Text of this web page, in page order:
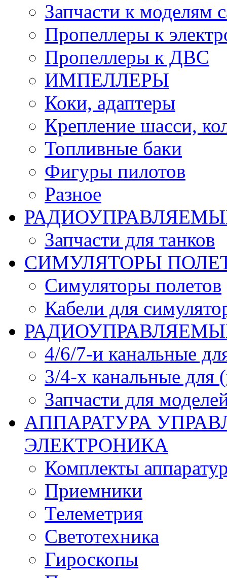
Запчасти к моделям
Пропеллеры к
Пропеллеры к ДВС
ИМПЕЛЛЕРЫ
Коки, адаптеры
Крепление шасси,
Топливные баки
Фигуры пилотов
Разное
Запчасти для танков
СИМУЛЯТОРЫ
Симуляторы полетов
Кабели для
4/6/7-и канальные
3/4-х канальные
Запчасти для
АППАРАТУРА
ЭЛЕКТРОНИКА
Комплекты
Приемники
Телеметрия
Светотехника
Гироскопы